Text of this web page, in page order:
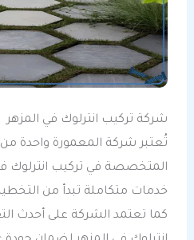
شركة تركيب انترلوك في المزهر
تُعتبر شركة المعمورة واحدة
المتخصصة في تركيب انترلوك
خدمات متكاملة تبدأ من
كما تعتمد الشركة على أحدث